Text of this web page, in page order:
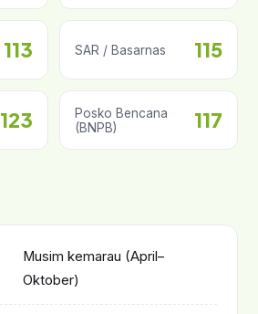
113 SAR / Basarnas 115
123
Posko Bencana
(BNPB)
117
Musim kemarau (April–
Oktober)